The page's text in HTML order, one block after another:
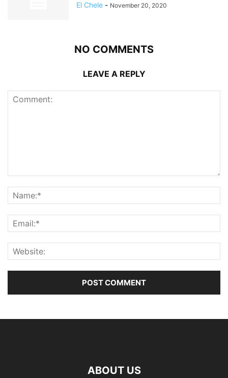
El Chele - November 20, 2020
NO COMMENTS
LEAVE A REPLY
ABOUT US